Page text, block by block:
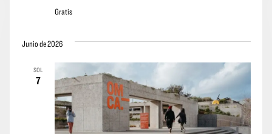
Gratis
Junio de 2026
SOL
7